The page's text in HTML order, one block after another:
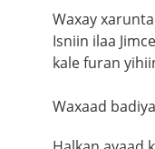
Waxay
Isniin ilaa
kale furan
Waxaad